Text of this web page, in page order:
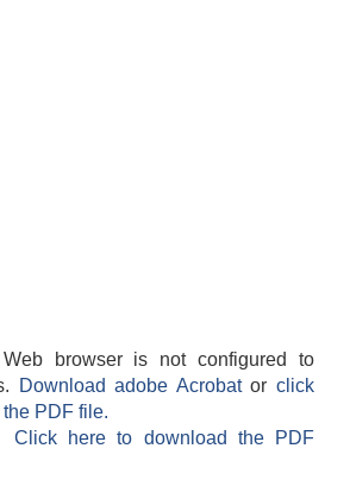
browser is not configured to
Download adobe Acrobatorclick
PDF file.
Click here to download the PDF